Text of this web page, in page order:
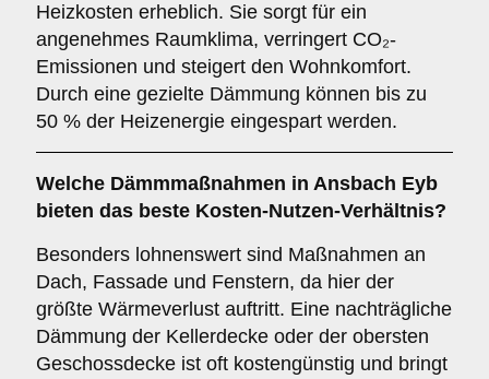
Heizkosten erheblich. Sie sorgt für ein
angenehmes Raumklima, verringert CO₂-
Emissionen und steigert den Wohnkomfort.
Durch eine gezielte Dämmung können bis zu
50 % der Heizenergie eingespart werden.
Welche Dämmmaßnahmen in Ansbach Eyb
bieten das beste Kosten-Nutzen-Verhältnis?
Besonders lohnenswert sind Maßnahmen an
Dach, Fassade und Fenstern, da hier der
größte Wärmeverlust auftritt. Eine nachträgliche
Dämmung der Kellerdecke oder der obersten
Geschossdecke ist oft kostengünstig und bringt